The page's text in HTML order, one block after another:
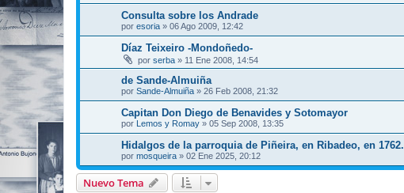
Consulta sobre los Andrade
por esoria » 06 Ago 2009, 12:42
Díaz Teixeiro -Mondoñedo-
por serba » 11 Ene 2008, 14:54
de Sande-Almuiña
por Sande-Almuiña » 26 Feb 2008, 21:32
Capitan Don Diego de Benavides y Sotomayor
por Lemos y Romay » 05 Sep 2008, 13:35
Hidalgos de la parroquia de Piñeira, en Ribadeo, en 1762.
por mosqueira » 02 Ene 2025, 20:12
Nuevo Tema